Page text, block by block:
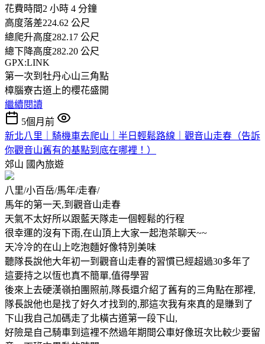
花費時間2 小時 4 分鐘
高度落差224.62 公尺
總爬升高度282.17 公尺
總下降高度282.20 公尺
GPX:LINK
第一次到牡丹心山三角點
樟腦寮古道上的櫻花盛開
繼續閱讀
5個月前
新北八里｜騎機車去爬山｜半日輕鬆路線｜觀音山走春（告訴
你觀音山舊有的基點到底在哪裡！）
郊山 國內旅遊
八里/小百岳/馬年/走春/
馬年的第一天,到觀音山走春
天氣不太好所以跟藍天隊走一個輕鬆的行程
很幸運的沒有下雨,在山頂上大家一起泡茶聊天~~
天冷冷的在山上吃泡麵好像特別美味
聽隊長說他大年初一到觀音山走春的習慣已經超過30多年了
這要持之以恆也真不簡單,值得學習
後來上去硬漢嶺拍團照前,隊長還介紹了舊有的三角點在那裡,
隊長說他也是找了好久才找到的,那這次我有來真的是賺到了
下山我自己加碼走了北橫古道第一段下山,
好險是自己騎車到這裡不然過年期間公車好像班次比較少要留